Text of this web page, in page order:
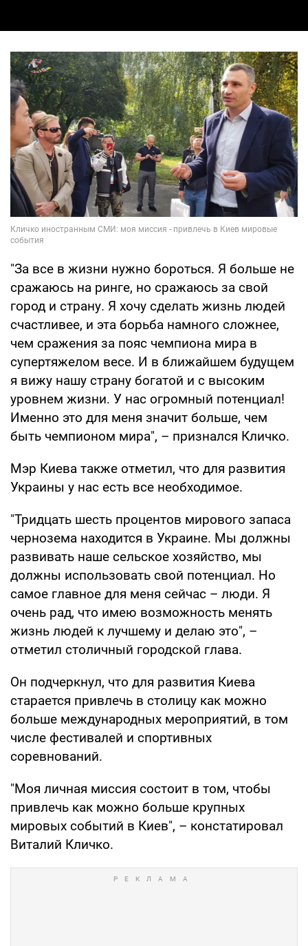
"За все в жизни нужно бороться. Я больше не
сражаюсь на ринге, но сражаюсь за свой
город и страну. Я хочу сделать жизнь людей
счастливее, и эта борьба намного сложнее,
чем сражения за пояс чемпиона мира в
супертяжелом весе. И в ближайшем будущем
я вижу нашу страну богатой и с высоким
уровнем жизни. У нас огромный потенциал!
Именно это для меня значит больше, чем
быть чемпионом мира", – признался Кличко.
Мэр Киева также отметил, что для развития
Украины у нас есть все необходимое.
"Тридцать шесть процентов мирового запаса
чернозема находится в Украине. Мы должны
развивать наше сельское хозяйство, мы
должны использовать свой потенциал. Но
самое главное для меня сейчас – люди. Я
очень рад, что имею возможность менять
жизнь людей к лучшему и делаю это", –
отметил столичный городской глава.
Он подчеркнул, что для развития Киева
старается привлечь в столицу как можно
больше международных мероприятий, в том
числе фестивалей и спортивных
соревнований.
"Моя личная миссия состоит в том, чтобы
привлечь как можно больше крупных
мировых событий в Киев", – констатировал
Виталий Кличко.